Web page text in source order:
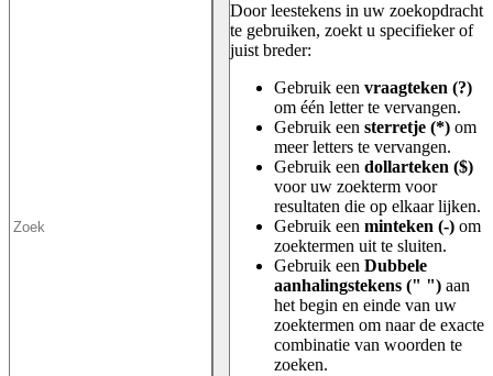
Door leestekens in uw zoekopdracht
te gebruiken, zoekt u specifieker of
juist breder:
Gebruik een vraagteken (?)
om één letter te vervangen.
Gebruik een sterretje (*) om
meer letters te vervangen.
Gebruik een dollarteken ($)
voor uw zoekterm voor
resultaten die op elkaar lijken.
Gebruik een minteken (-) om
zoektermen uit te sluiten.
Gebruik een Dubbele
aanhalingstekens (" ") aan
het begin en einde van uw
zoektermen om naar de exacte
combinatie van woorden te
zoeken.